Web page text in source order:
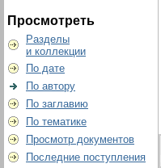
Просмотреть
Разделы
и коллекции
По дате
По автору
По заглавию
По тематике
Просмотр документов
Последние поступления